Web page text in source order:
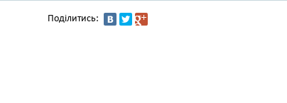
Поділитись: